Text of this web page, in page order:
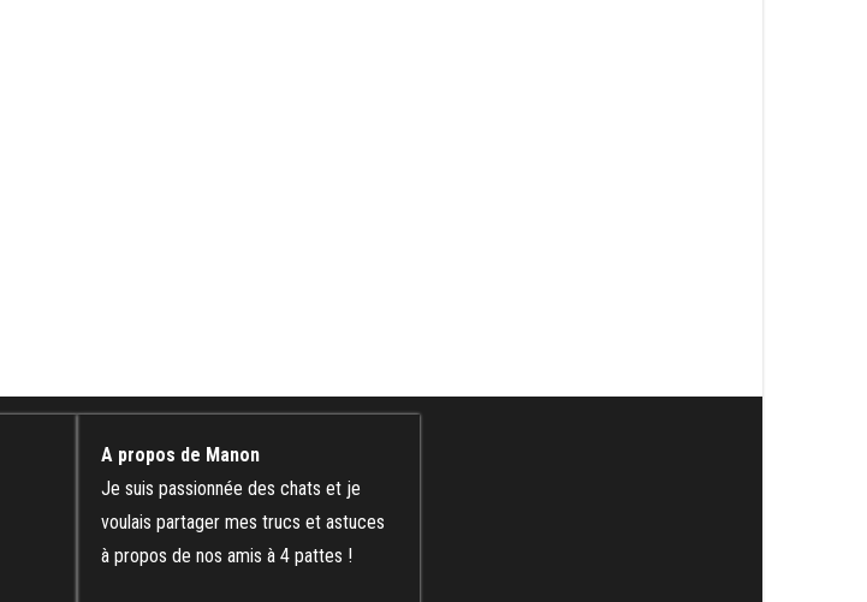
A propos de Manon
Je suis passionnée des chats et je
voulais partager mes trucs et astuces
à propos de nos amis à 4 pattes !